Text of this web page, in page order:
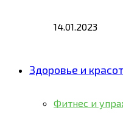
14.01.2023
Здоровье и
Фитнес и